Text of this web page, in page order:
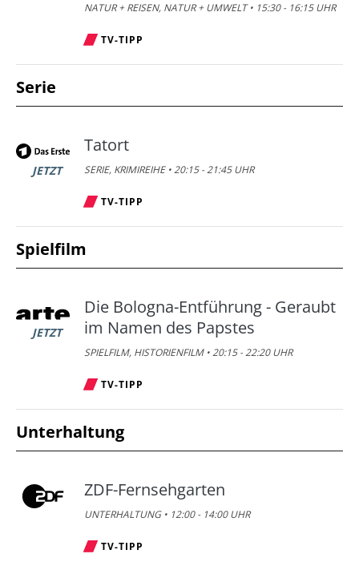
NATUR + REISEN, NATUR + UMWELT • 15:30 - 16:15 UHR
TV-TIPP
Serie
JETZT
Tatort
SERIE, KRIMIREIHE • 20:15 - 21:45 UHR
TV-TIPP
Spielfilm
JETZT
Die Bologna-Entführung - Geraubt
im Namen des Papstes
SPIELFILM, HISTORIENFILM • 20:15 - 22:20 UHR
TV-TIPP
Unterhaltung
ZDF-Fernsehgarten
UNTERHALTUNG • 12:00 - 14:00 UHR
TV-TIPP